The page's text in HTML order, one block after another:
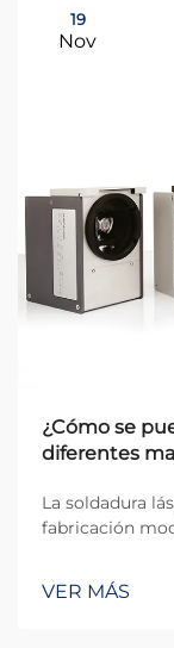
19
Nov
¿Cómo se
diferentes
La soldadura
fabricación
materiales.
láser
VER MÁS